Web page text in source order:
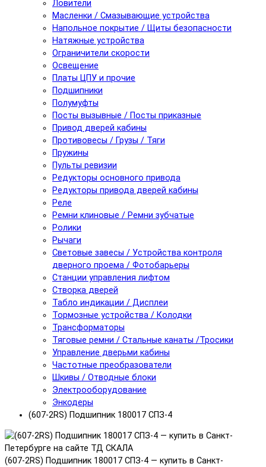
Ловители
Масленки / Смазывающие устройства
Напольное покрытие / Щиты безопасности
Натяжные устройства
Ограничители скорости
Освещение
Платы ЦПУ и прочие
Подшипники
Полумуфты
Посты вызывные / Посты приказные
Привод дверей кабины
Противовесы / Грузы / Тяги
Пружины
Пульты ревизии
Редукторы основного привода
Редукторы привода дверей кабины
Реле
Ремни клиновые / Ремни зубчатые
Ролики
Рычаги
Световые завесы / Устройства контроля
дверного проема / Фотобарьеры
Станции управления лифтом
Створка дверей
Табло индикации / Дисплеи
Тормозные устройства / Колодки
Трансформаторы
Тяговые ремни / Стальные канаты /Тросики
Управление дверьми кабины
Частотные преобразователи
Шкивы / Отводные блоки
Электрооборудование
Энкодеры
(607-2RS) Подшипник 180017 СПЗ-4
(607-2RS) Подшипник 180017 СПЗ-4 — купить в Санкт-